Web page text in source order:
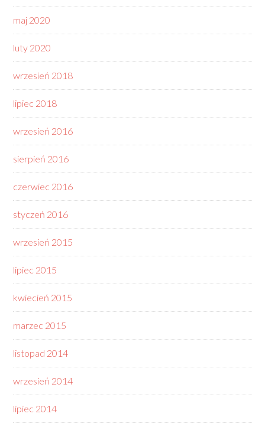
maj 2020
luty 2020
wrzesień 2018
lipiec 2018
wrzesień 2016
sierpień 2016
czerwiec 2016
styczeń 2016
wrzesień 2015
lipiec 2015
kwiecień 2015
marzec 2015
listopad 2014
wrzesień 2014
lipiec 2014